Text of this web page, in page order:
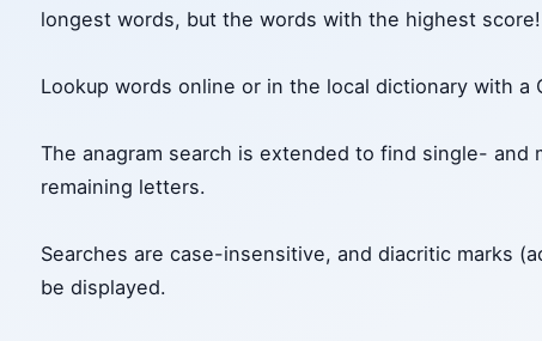
longest words, but the words with the highest score!
Lookup words online or in the local dictionary with a
The anagram search is extended to find single-
remaining letters.
Searches are case-insensitive, and diacritic marks
be displayed.